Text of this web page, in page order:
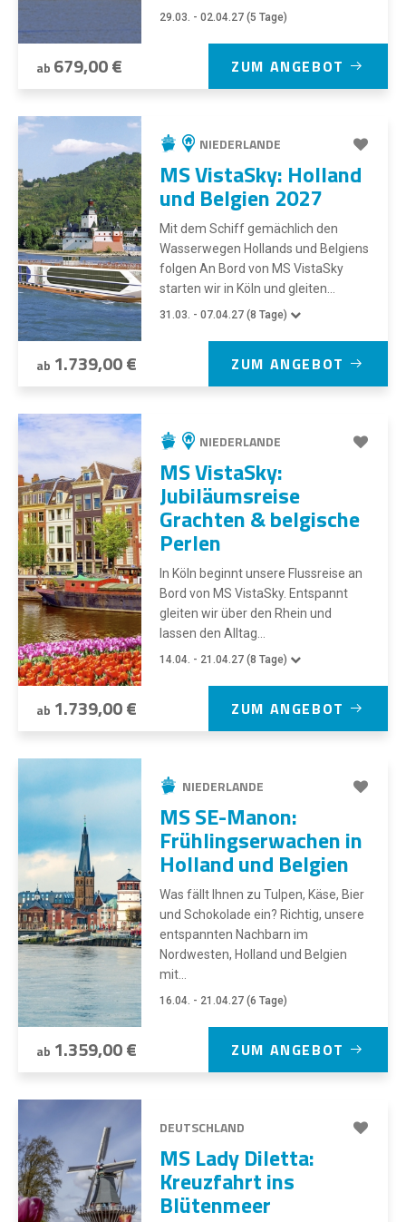
29.03. - 02.04.27 (5 Tage)
ab 679,00 € ZUM ANGEBOT
NIEDERLANDE
MS VistaSky: Holland
und Belgien 2027
Mit dem Schiff gemächlich den
Wasserwegen Hollands und Belgiens
folgen An Bord von MS VistaSky
starten wir in Köln und gleiten...
31.03. - 07.04.27 (8 Tage)
ab 1.739,00 € ZUM ANGEBOT
NIEDERLANDE
MS VistaSky:
Jubiläumsreise
Grachten & belgische
Perlen
In Köln beginnt unsere Flussreise an
Bord von MS VistaSky. Entspannt
gleiten wir über den Rhein und
lassen den Alltag...
14.04. - 21.04.27 (8 Tage)
ab 1.739,00 € ZUM ANGEBOT
NIEDERLANDE
MS SE-Manon:
Frühlingserwachen in
Holland und Belgien
Was fällt Ihnen zu Tulpen, Käse, Bier
und Schokolade ein? Richtig, unsere
entspannten Nachbarn im
Nordwesten, Holland und Belgien
mit...
16.04. - 21.04.27 (6 Tage)
ab 1.359,00 € ZUM ANGEBOT
DEUTSCHLAND
MS Lady Diletta:
Kreuzfahrt ins
Blütenmeer